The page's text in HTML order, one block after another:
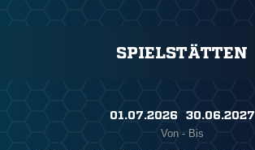
SPIELSTÄTTEN
01.07.2026 ​ 30.06.2027
Von - Bis